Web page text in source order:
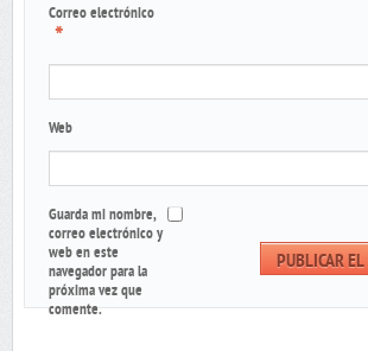
Correo electrónico
*
Web
Guarda mi nombre,
correo electrónico y
web en este
navegador para la
próxima vez que
comente.